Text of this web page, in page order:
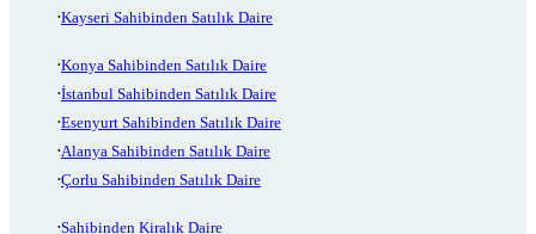
Kayseri Sahibinden Satılık Daire
Konya Sahibinden Satılık Daire
İstanbul Sahibinden Satılık Daire
Esenyurt Sahibinden Satılık Daire
Alanya Sahibinden Satılık Daire
Çorlu Sahibinden Satılık Daire
Sahibinden Kiralık Daire